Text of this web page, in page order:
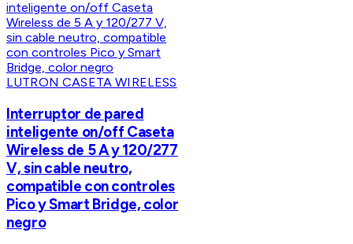
LUTRON CASETA WIRELESS
Interruptor de pared
inteligente on/off Caseta
Wireless de 5 A y 120/277
V, sin cable neutro,
compatible con controles
Pico y Smart Bridge, color
negro